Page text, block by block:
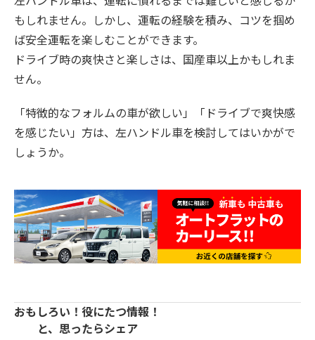
もしれません。しかし、運転の経験を積み、コツを掴め
ば安全運転を楽しむことができます。
ドライブ時の爽快さと楽しさは、国産車以上かもしれま
せん。
「特徴的なフォルムの車が欲しい」「ドライブで爽快感
を感じたい」方は、左ハンドル車を検討してはいかがで
しょうか。
おもしろい！役にたつ情報！
と、思ったらシェア